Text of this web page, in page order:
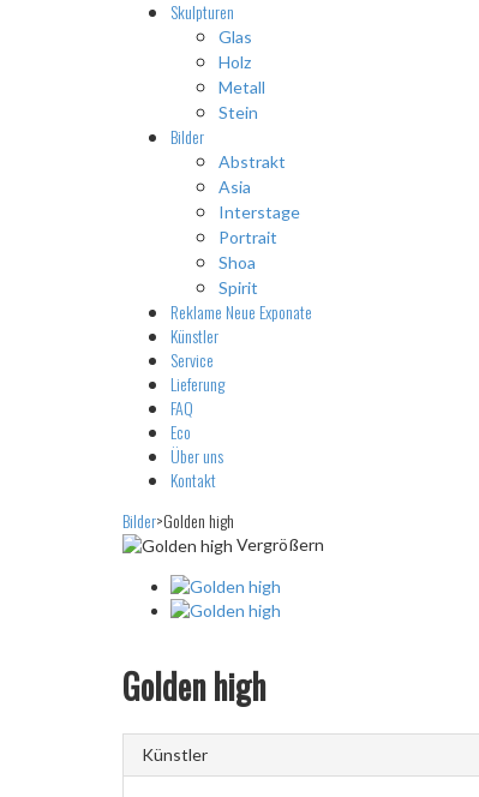
Skulpturen
Glas
Holz
Metall
Stein
Bilder
Abstrakt
Asia
Interstage
Portrait
Shoa
Spirit
Reklame Neue Exponate
Künstler
Service
Lieferung
FAQ
Eco
Über uns
Kontakt
Bilder>Golden high
Vergrößern
Golden high
Künstler